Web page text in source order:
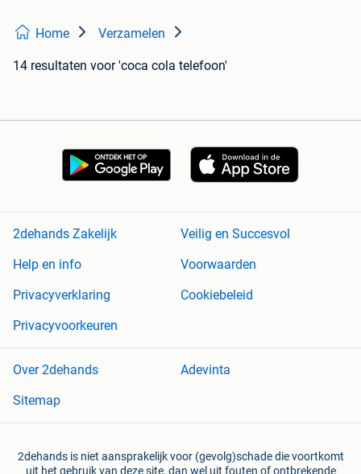
Home Verzamelen
14 resultaten voor 'coca cola telefoon'
2dehands Zakelijk
Veilig en Succesvol
Help en info
Voorwaarden
Privacyverklaring
Cookiebeleid
Privacyvoorkeuren
Over 2dehands
Adevinta
Sitemap
2dehands is niet aansprakelijk voor (gevolg)schade die voortkomt
uit het gebruik van deze site, dan wel uit fouten of ontbrekende